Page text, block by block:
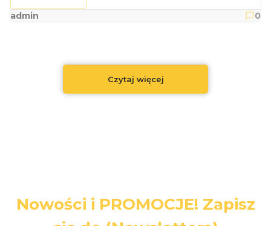
admin 0
Czytaj więcej
Nowości i PROMOCJE! Zapisz